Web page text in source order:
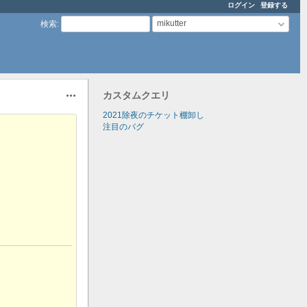
ログイン 登録する
検索: mikutter
カスタムクエリ
2021除夜のチケット棚卸し
注目のバグ